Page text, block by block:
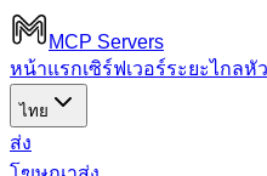
MCP Servers
หน้าแรกเซิร์ฟเวอร์ระยะไกลหั
ไทย
ส่ง